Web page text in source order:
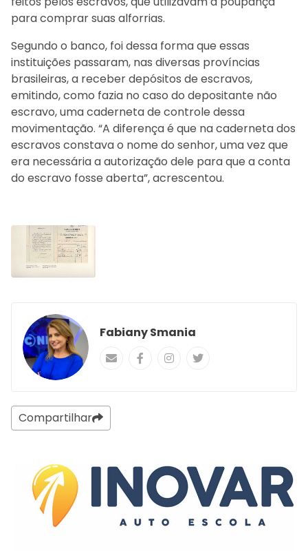
para comprar suas alforrias.
Segundo o banco, foi dessa forma que essas
instituições passaram, nas diversas províncias
brasileiras, a receber depósitos de escravos,
emitindo, como fazia no caso do depositante não
escravo, uma caderneta de controle dessa
movimentação. “A diferença é que na caderneta dos
escravos constava o nome do senhor, uma vez que
era necessária a autorização dele para que a conta
do escravo fosse aberta”, acrescentou.
Fabiany Smania
Compartilhar